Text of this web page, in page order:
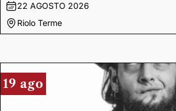
22 AGOSTO 2026
Riolo Terme
19 ago